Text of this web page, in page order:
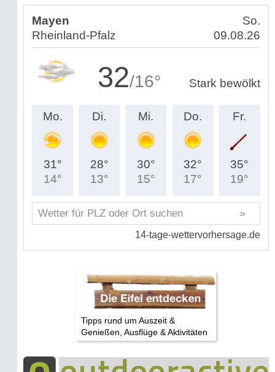
Tipps rund um Auszeit &
Genießen, Ausflüge & Aktivitäten